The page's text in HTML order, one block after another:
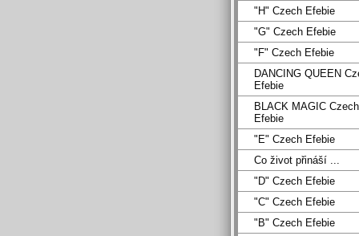
"H" Czech Efebie
"G" Czech Efebie
"F" Czech Efebie
DANCING QUEEN
Efebie
BLACK MAGIC Czech
Efebie
"E" Czech Efebie
Co život přináší ...
"D" Czech Efebie
"C" Czech Efebie
"B" Czech Efebie